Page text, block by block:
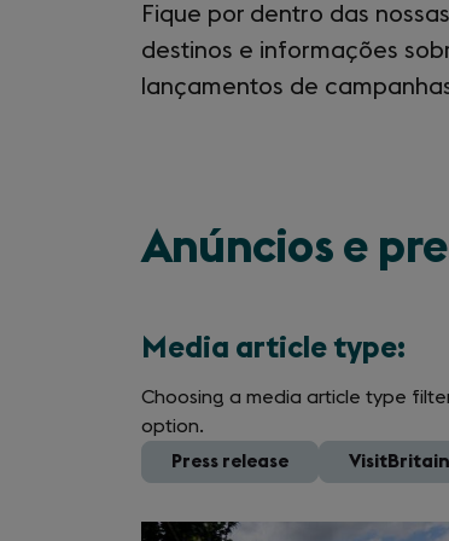
Intro
Fique por dentro das
destinos e informações
lançamentos de
Anúncios e
Media article type:
Choosing a media article type
option.
All
Press release
VisitBritain
Slide